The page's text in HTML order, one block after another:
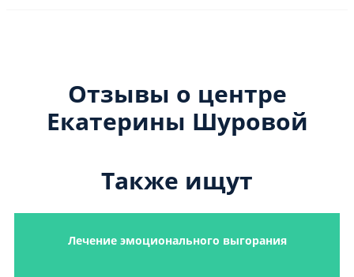
Отзывы о центре
Екатерины Шуровой
Также ищут
Лечение эмоционального выгорания